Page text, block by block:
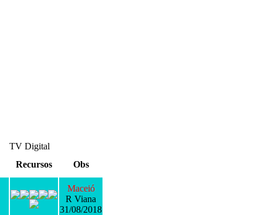
TV Digital
Recursos Obs
Maceió
R Viana
31/08/2018